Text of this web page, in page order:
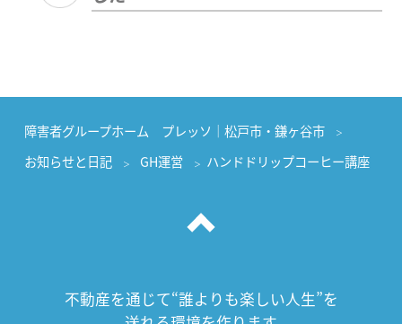
障害者グループホーム プレッソ｜松戸市・鎌ヶ谷市
お知らせと日記
GH運営 ハンドドリップコーヒー講座
不動産を通じて“誰よりも楽しい人生”を